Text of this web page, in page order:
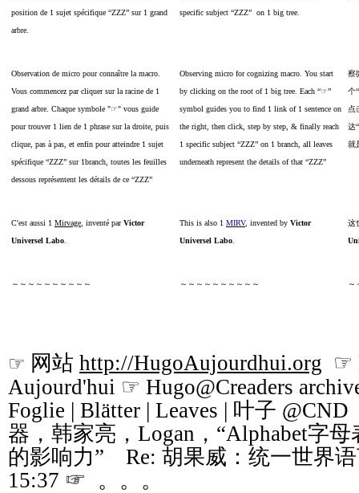
position de 1 sujet spécifique “ZZZ” sur 1 grand
arbre.
specific subject “ZZZ” on 1 big tree.
Observation de micro pour connaître la macro.
Vous commencez par cliquer sur la racine de 1
grand arbre. Chaque symbole "☞" vous guide
pour trouver 1 lien de 1 phrase sur la droite, puis
clique, pas à pas, et enfin pour atteindre 1 sujet
spécifique “ZZZ” sur 1branch, toutes les feuilles
dessous représentent les détails de ce “ZZZ”
Observing micro for cognizing macro. You start
by clicking on the root of 1 big tree. Each “☞”
symbol guides you to find 1 link of 1 sentence on
the right, then click, step by step, & finally reach
1 specific subject “ZZZ” on 1 branch, all leaves
underneath represent the details of that “ZZZ”
察
个
点
达“
就
C'est aussi 1 Mirvage , inventé parVictor
Universel Labo
This is also 1 MIRV, invented by Victor
Universel Labo
这
～～～～～～～～～～ ～～～～～～～～～～ ～
☞ 网站 http://HugoAujourdhui.org ☞
Aujourd'hui ☞ Hugo@Creaders
Foglie | Blätter | Leaves | 叶子
器，韩家亮，Logan，“Alphabet字
的影响力” Re: 胡果威：统一世界语
15:37 ☞ 。。。